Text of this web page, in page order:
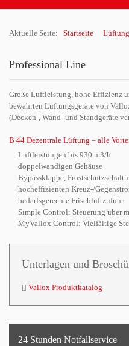
Aktuelle Seite: Startseite Lüftung
Professional Line
Große Luftleistung, hohe Effizienz
bewährten Lüftungsgeräte von
(Decken-, Wand- und Standgeräte
B 44 Dezentrale Lüftung – alle
Luftleistungen bis 930 m3/h
doppelwandigen Gehäuse
Bypassklappe,
hocheffizienten Kreuz-/
bedarfsgerechte Frischluftzufuhr
Simple Control: Steuerung über
MyVallox Control: Vielfältige
Unterlagen und
Vallox Produktkatalog
24 Stunden Notfallservice